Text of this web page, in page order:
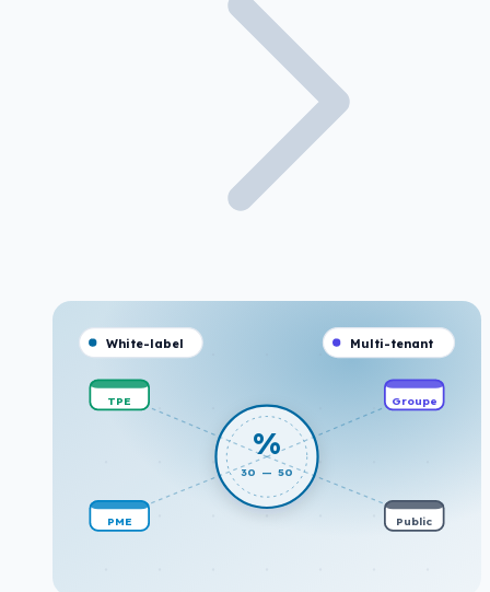
%
30 — 50
TPE
PME
Groupe
Public
White-label Multi-tenant